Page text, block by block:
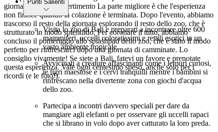
giornata piena di divertimento La parte migliore è che l'esperienza
non finisce quando la colazione è terminata. Dopo l'evento, abbiamo
trascorso il resto della giornata esplorando il resto dello zoo, che è
strutturato in modo splendido. Per coronare il tutto, abbiamo
concluso il pomeriggio allo splashpad dello zoo, che è stato il modo
perfetto per rinfrescarci dopo una giornata di camminate. Lo
consiglio vivamente! Se siete a Bali, fatevi un favore e prenotate
questa esperienza. Vale ogni centesimo speso, anche solo per i
ricordi (e le foto!).
Punti Salienti
Visita lo zoo di Bali e preparati a incontrare oltre 600
mammiferi, uccelli coloratissimi e rettili esotici in un
vasto ambiente tropicale.
Avvicinati a creature affascinanti come i lemuri curiosi,
le tigri maestose e i cervi tranquilli mentre i bambini si
rinfrescano nella divertente zona con giochi d'acqua
dello zoo.
Partecipa a incontri davvero speciali per dare da
mangiare agli elefanti o per osservare gli uccelli rapaci
che si librano in volo dopo aver catturato la loro preda.